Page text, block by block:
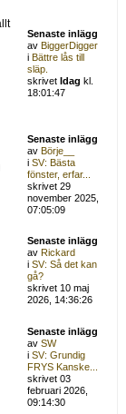
Senaste inlägg
avBiggerDigger
iBättre lås till
släp.
skrivetIdag kl.
18:01:47
Senaste inlägg
avBörje__
iSV: Bästa
fönster, erfar...
skrivet 29
november 2025,
07:05:09
Senaste inlägg
avRickard
iSV: Så det kan
gå?
skrivet 10 maj
2026, 14:36:26
Senaste inlägg
avSW
iSV: Grundig
FRYS Kanske...
skrivet 03
februari 2026,
09:14:30